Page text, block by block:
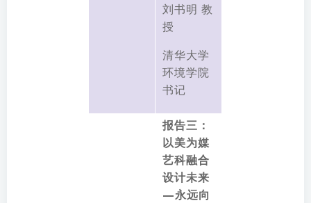
刘书明 教
授
清华大学
环境学院
书记
报告三：
以美为媒
艺科融合
设计未来
—永远向